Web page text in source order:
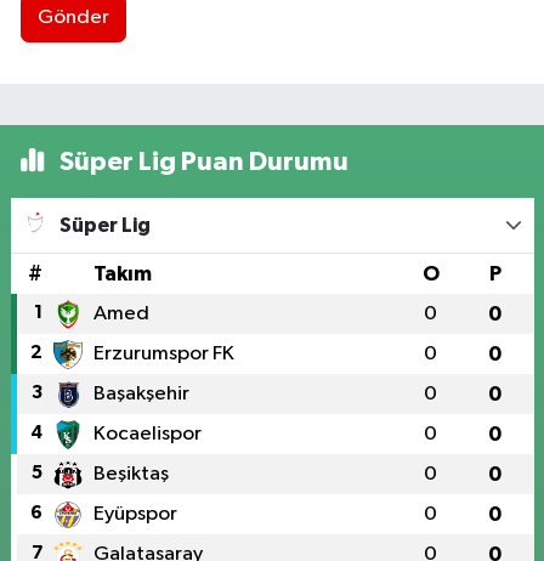
Gönder
Süper Lig Puan Durumu
Süper Lig
# Takım O P
1 Amed 0 0
2 Erzurumspor FK 0 0
3 Başakşehir 0 0
4 Kocaelispor 0 0
5 Beşiktaş 0 0
6 Eyüpspor 0 0
7 Galatasaray 0 0